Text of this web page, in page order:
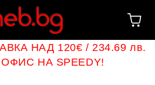
НАД 120€ / 234.69 лв.
НА SPEEDY!